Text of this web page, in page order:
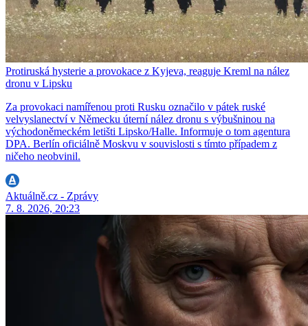
Protiruská hysterie a provokace z Kyjeva, reaguje Kreml na nález
dronu v Lipsku
Za provokaci namířenou proti Rusku označilo v pátek ruské
velvyslanectví v Německu úterní nález dronu s výbušninou na
východoněmeckém letišti Lipsko/Halle. Informuje o tom agentura
DPA. Berlín oficiálně Moskvu v souvislosti s tímto případem z
ničeho neobvinil.
Aktuálně.cz - Zprávy
7. 8. 2026, 20:23